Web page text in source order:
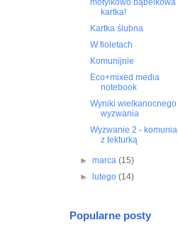
motylkowo bąbelkowa
kartka!
Kartka ślubna
W fioletach
Komunijnie
Eco+mixed media
notebook
Wyniki wielkanocnego
wyzwania
Wyzwanie 2 - komunia
z tekturką
► marca (15)
►
lutego (14)
Popularne posty